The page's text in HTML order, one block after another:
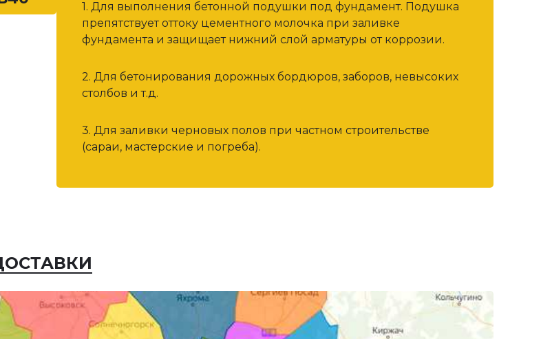
1. Для выполнения бетонной подушки под фундамент. Подушка
препятствует оттоку цементного молочка при заливке
фундамента и защищает нижний слой арматуры от коррозии.
2. Для бетонирования дорожных бордюров, заборов, невысоких
столбов и т.д.
3. Для заливки черновых полов при частном строительстве
(сараи, мастерские и погреба).